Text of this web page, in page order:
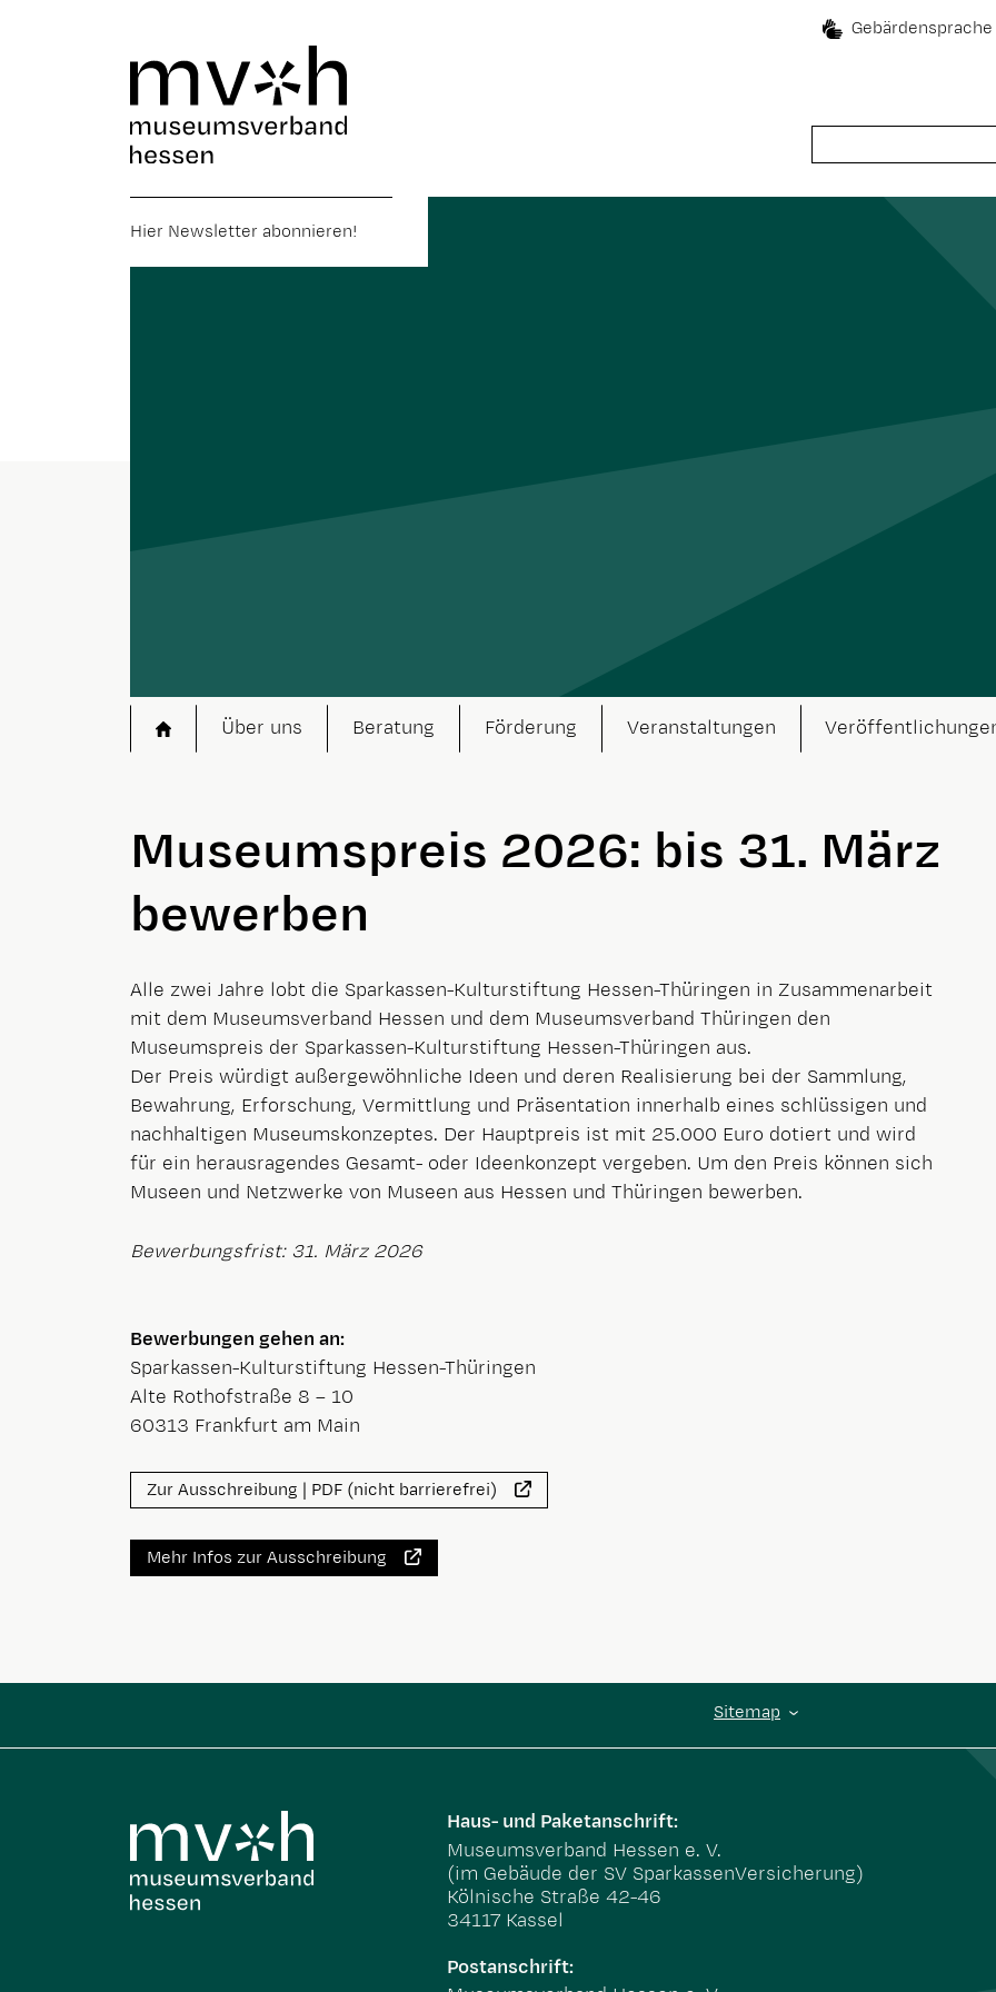
Gebärdensprache
Suche
Hier Newsletter abonnieren!
StartseiteÜber uns Beratung Förderung Veranstaltungen
Museumspreis 2026: bis 31. März
bewerben
Alle zwei Jahre lobt die Sparkassen-Kulturstiftung Hessen-Thüringen in Zusammenarbeit
mit dem Museumsverband Hessen und dem Museumsverband Thüringen den
Museumspreis der Sparkassen-Kulturstiftung Hessen-Thüringen aus.
Der Preis würdigt außergewöhnliche Ideen und deren Realisierung bei der Sammlung,
Bewahrung, Erforschung, Vermittlung und Präsentation innerhalb eines schlüssigen und
nachhaltigen Museumskonzeptes. Der Hauptpreis ist mit 25.000 Euro dotiert und wird
für ein herausragendes Gesamt- oder Ideenkonzept vergeben. Um den Preis können sich
Museen und Netzwerke von Museen aus Hessen und Thüringen bewerben.
Bewerbungsfrist: 31. März 2026
Bewerbungen gehen an:
Sparkassen-Kulturstiftung Hessen-Thüringen
Alte Rothofstraße 8 – 10
60313 Frankfurt am Main
Zur Ausschreibung | PDF (nicht barrierefrei)
Mehr Infos zur Ausschreibung
Sitemap
Haus- und Paketanschrift:
Museumsverband Hessen e. V.
(im Gebäude der SV SparkassenVersicherung)
Kölnische Straße 42-46
34117 Kassel
Postanschrift: